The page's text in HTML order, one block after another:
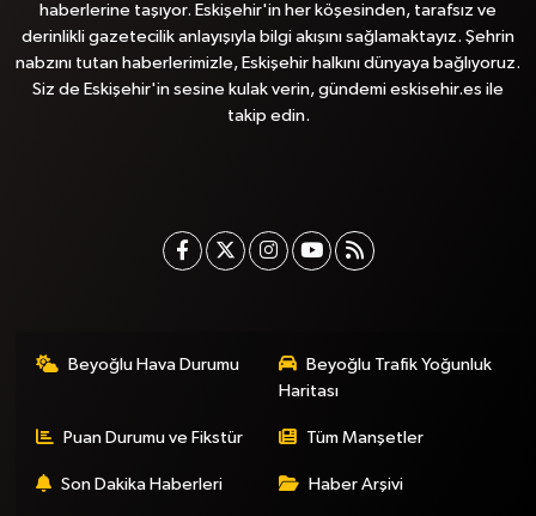
haberlerine taşıyor. Eskişehir'in her köşesinden, tarafsız ve
derinlikli gazetecilik anlayışıyla bilgi akışını sağlamaktayız. Şehrin
nabzını tutan haberlerimizle, Eskişehir halkını dünyaya bağlıyoruz.
Siz de Eskişehir'in sesine kulak verin, gündemi eskisehir.es ile
takip edin.
Beyoğlu Hava Durumu
Beyoğlu Trafik Yoğunluk
Haritası
Puan Durumu ve Fikstür Tüm Manşetler
Son Dakika Haberleri Haber Arşivi